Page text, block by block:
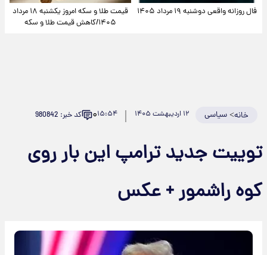
فال روزانه واقعی دوشنبه ۱۹ مرداد ۱۴۰۵
قیمت طلا و سکه امروز یکشنبه ۱۸ مرداد
۱۴۰۵/کاهش قیمت طلا و سکه
خانه>سیاسی ۱۵:۵۴۰ کد خبر: 980842
جدید ترامپ این بار روی
راشمور + عکس